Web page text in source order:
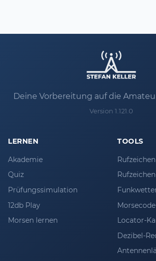
Deine Vorbereitung auf die
Version 1.121.0
LERNEN
Akademie
Quiz
Prüfungssimulation
12db Play
Morsen lernen
TOOLS
Locator-
Dezibel-